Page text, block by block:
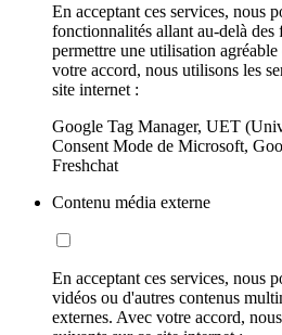
En acceptant ces services, nous
fonctionnalités allant au-delà des
permettre une utilisation
votre accord, nous utilisons les
site internet :
Google Tag Manager, UET
Consent Mode de Microsoft,
Freshchat
Contenu média externe
En acceptant ces services, nous
vidéos ou d'autres contenus
externes. Avec votre accord,